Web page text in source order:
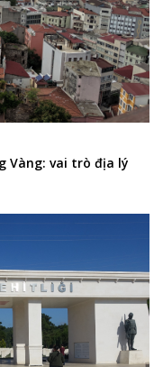
Vàng: vai trò địa lý